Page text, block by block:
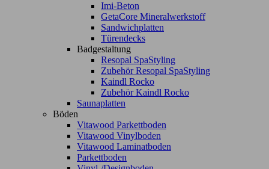
Imi-Beton
GetaCore Mineralwerkstoff
Sandwichplatten
Türendecks
Badgestaltung
Resopal SpaStyling
Zubehör Resopal SpaStyling
Kaindl Rocko
Zubehör Kaindl Rocko
Saunaplatten
Böden
Vitawood Parkettboden
Vitawood Vinylboden
Vitawood Laminatboden
Parkettboden